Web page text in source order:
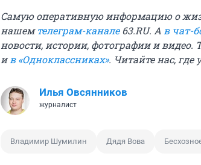
Самую оперативную информацию о
нашемтелеграм-канале63.RU. А в чат-
новости, истории, фотографии и видео.
и в «Одноклассниках». Читайте нас, где
Илья Овсянников
журналист
Владимир Шумилин Дядя Вова